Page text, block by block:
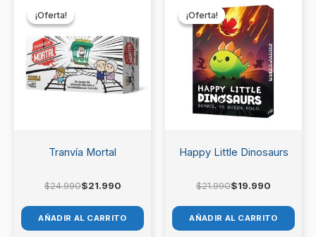
¡Oferta!
¡Oferta!
Tranvía Mortal
$24.990
era:
$24.990.
$21.990
es:
$21.990.
AÑADIR AL CARRITO
¡Oferta!
¡Oferta!
Happy Little Dinosaurs
$21.990
precio
original
era:
$21.990.
$19.990
precio
actual
es:
$19.990.
AÑADIR AL CARRITO